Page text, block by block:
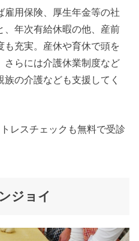
雇用保険、厚生年金等の社
、年次有給休暇の他、産前
も充実。産休や育休で頭を
さらには介護休業制度など
の介護なども支援してく
レスチェックも無料で受診
ジョイ